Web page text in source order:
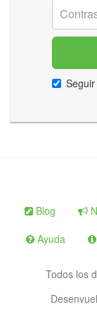
Blog
Ayuda
Todos los